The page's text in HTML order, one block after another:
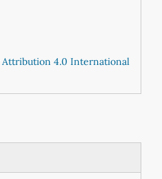
Attribution 4.0 International